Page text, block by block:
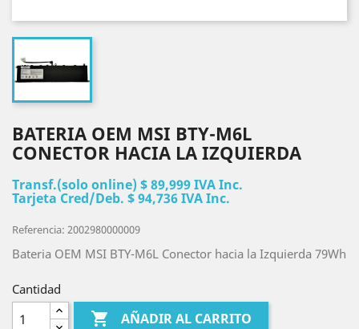
BATERIA OEM MSI BTY-M6L
CONECTOR HACIA LA IZQUIERDA
Transf.(solo online) $ 89,999 IVA Inc.
Tarjeta Cred/Deb. $ 94,736 IVA Inc.
Referencia: 2002980000009
Bateria OEM MSI BTY-M6L Conector hacia la Izquierda 79Wh
Cantidad
 AÑADIR AL CARRITO